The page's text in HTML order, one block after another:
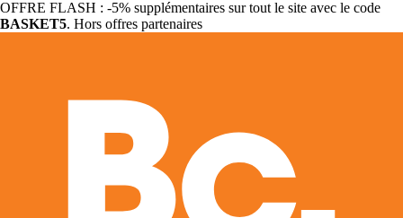
OFFRE FLASH : -5% supplémentaires sur tout le site avec le code
BASKET5. Hors offres partenaires